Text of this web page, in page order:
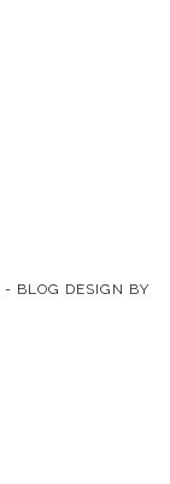
- BLOG DESIGN BY